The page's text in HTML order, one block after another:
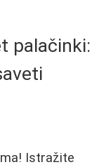
palačinki:
Istražite